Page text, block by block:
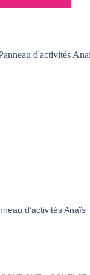
d’activités Anaïs